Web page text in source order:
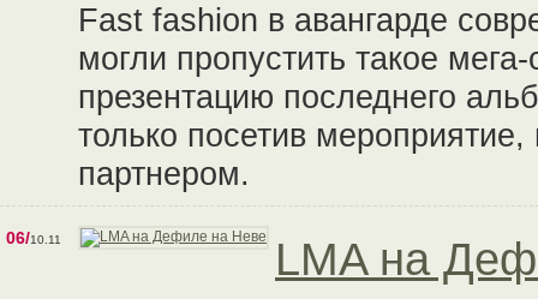
Fast fashion в авангарде
могли пропустить такое
презентацию последнего
только посетив
партнером.
06/10.11 LMA на